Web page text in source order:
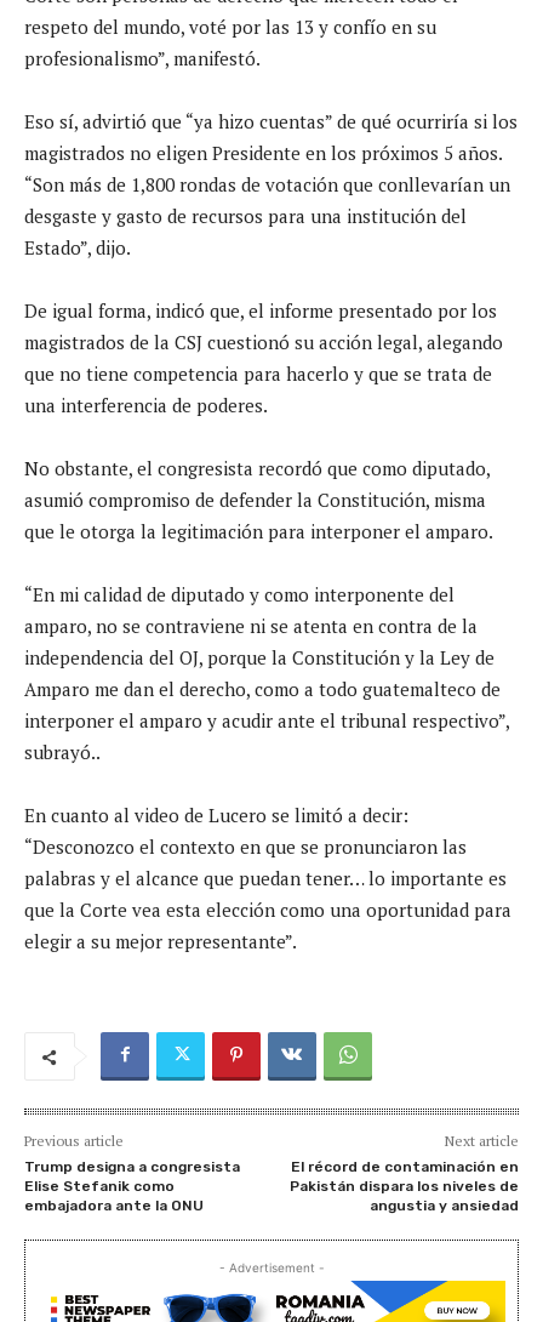
respeto del mundo, voté por las 13 y confío en su
profesionalismo”, manifestó.
Eso sí, advirtió que “ya hizo cuentas” de qué ocurriría si los
magistrados no eligen Presidente en los próximos 5 años.
“Son más de 1,800 rondas de votación que conllevarían un
desgaste y gasto de recursos para una institución del
Estado”, dijo.
De igual forma, indicó que, el informe presentado por los
magistrados de la CSJ cuestionó su acción legal, alegando
que no tiene competencia para hacerlo y que se trata de
una interferencia de poderes.
No obstante, el congresista recordó que como diputado,
asumió compromiso de defender la Constitución, misma
que le otorga la legitimación para interponer el amparo.
“En mi calidad de diputado y como interponente del
amparo, no se contraviene ni se atenta en contra de la
independencia del OJ, porque la Constitución y la Ley de
Amparo me dan el derecho, como a todo guatemalteco de
interponer el amparo y acudir ante el tribunal respectivo”,
subrayó..
En cuanto al video de Lucero se limitó a decir:
“Desconozco el contexto en que se pronunciaron las
palabras y el alcance que puedan tener… lo importante es
que la Corte vea esta elección como una oportunidad para
elegir a su mejor representante”.
Previous article
Trump designa a congresista
Elise Stefanik como
embajadora ante la ONU
Next article
El récord de contaminación en
Pakistán dispara los niveles de
angustia y ansiedad
- Advertisement -